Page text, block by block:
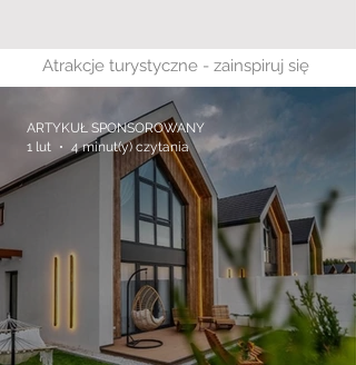
Atrakcje turystyczne - zainspiruj się
ARTYKUŁ SPONSOROWANY
4 minut(y) czytania